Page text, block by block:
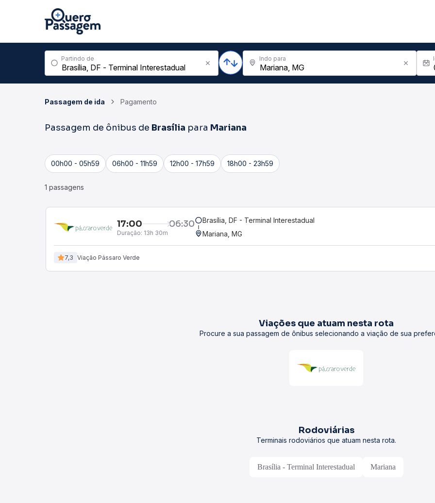
Partindo de Indo para
Passagem de ida Pagamento
Passagem de ônibus de Brasília para Mariana
00h00 - 05h59 06h00 - 11h59 12h00 - 17h59 18h00 - 23h59
1 passagens
17:00 06:30
Duração: 13h 30m
Brasília, DF - Terminal Interestadual
Mariana, MG
7,3 Viação Pássaro Verde
Viações que atuam nesta rota
Procure a sua passagem de ônibus selecionando a viação de sua
Rodoviárias
Terminais rodoviários que atuam nesta rota.
Brasília - Terminal Interestadual Mariana